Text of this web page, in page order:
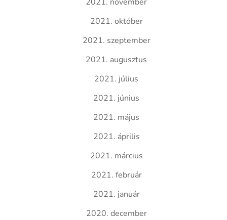
2021. november
2021. október
2021. szeptember
2021. augusztus
2021. július
2021. június
2021. május
2021. április
2021. március
2021. február
2021. január
2020. december